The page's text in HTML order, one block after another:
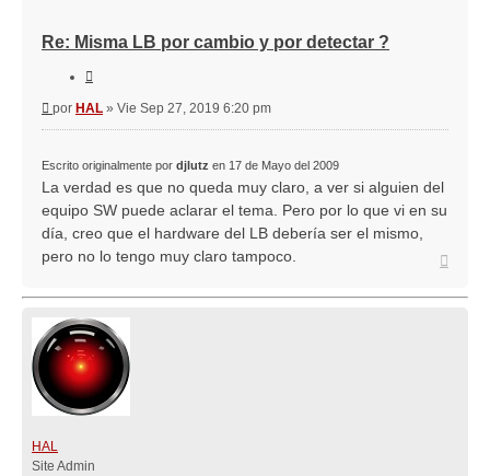
Re: Misma LB por cambio y por detectar ?
Mensaje
por HAL » Vie Sep 27, 2019 6:20 pm
Escrito originalmente por djlutz en 17 de Mayo del 2009
La verdad es que no queda muy claro, a ver si alguien del
equipo SW puede aclarar el tema. Pero por lo que vi en su
día, creo que el hardware del LB debería ser el mismo,
pero no lo tengo muy claro tampoco.
HAL
Site Admin